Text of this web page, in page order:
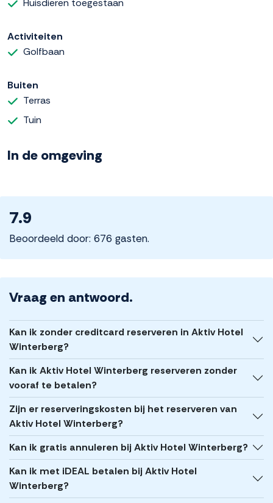
Huisdieren toegestaan
Activiteiten
Golfbaan
Buiten
Terras
Tuin
In de omgeving
7.9
Beoordeeld door: 676 gasten.
Vraag en antwoord.
Kan ik zonder creditcard reserveren in Aktiv Hotel
Winterberg?
Kan ik Aktiv Hotel Winterberg reserveren zonder
vooraf te betalen?
Zijn er reserveringskosten bij het reserveren van
Aktiv Hotel Winterberg?
Kan ik gratis annuleren bij Aktiv Hotel Winterberg?
Kan ik met iDEAL betalen bij Aktiv Hotel
Winterberg?